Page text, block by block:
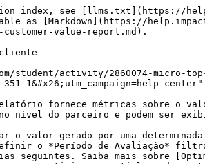
insights/compare-optimize-essentials-and-pro-tiers.md).

#### Acesse o relatório de valor de novos clientes

{% hint style="warning" %}
Este recurso está disponível apenas com edições ou complementos específicos da impact.com. Se você vir o ![](/files/f2556dfa662d32416ffe271d670cc9770c2da33d) **Optimize** ícone, sua conta é elegível para a atualização. Selecione o ícone e obtenha o complemento Optimize diretamente na plataforma!
{% endhint %}

1. Na barra de navegação à esquerda, selecione ![](/files/53e3ac929352460a0147ee97fb0d0a0550944e58) **\[Optimize]** → **Público → Valor do Cliente**.

   <div data-with-frame="true"><figure><img src="/files/c7be124cdd809cbbd358f9073e220417dedd386d" alt="" width="563"><figcaption></figcaption></figure></div>
2. Use a **filtros** na parte superior para personalizar o relatório.
   * Consulte a *referência de filtros* seção abaixo para mais informações sobre esses filtros.
3. Selecione ![](/files/993ac9c422d44a5008dc7416739d0d95090090da) **\[Pesquisar]** para executar o relatório.
   * Consulte a *Referência dos dados do relatório* seção abaixo para entender melhor os dados contidos no relatório.

{% hint style="warning" %}
**Importante:** Seu *Valor do Novo Cliente* relatório não exibirá nenhum dado, a menos que você passe os `Status do cliente` e `ID do Cliente` parâmetros com suas conversões, porque o impact.com exige valores para esses dois campos antes que o relatório possa ser preenchido. Entre em contato com [suporte](https://app.impact.com/support/portal.ihtml) para obter ajuda se você quiser enviar esses parâmetros.
{% endhint %}

<details>

<summary>referência de filtros</summary>

| Filtro